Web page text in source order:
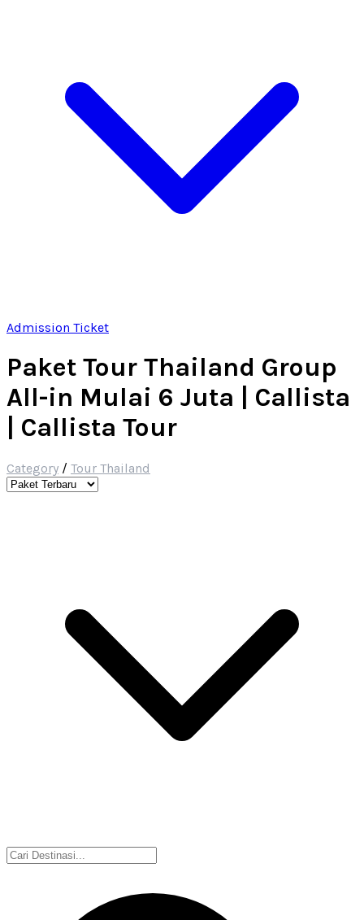
Admission Ticket
Paket Tour Thailand Group
All-in Mulai 6 Juta | Callista
| Callista Tour
Category / Tour Thailand